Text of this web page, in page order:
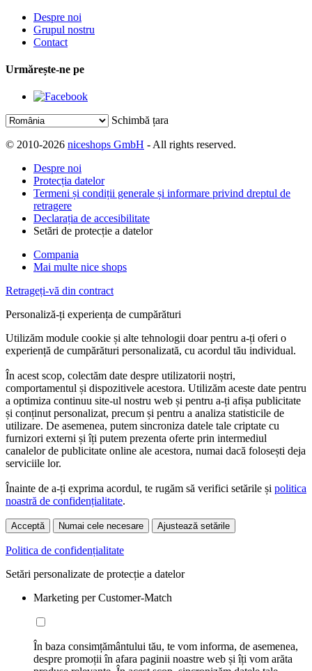
Despre noi
Grupul nostru
Contact
Urmărește-ne pe
Schimbă țara
© 2010-2026 niceshops GmbH - All rights reserved.
Despre noi
Protecția datelor
Termeni și condiții generale și informare privind dreptul de
retragere
Declarația de accesibilitate
Setări de protecție a datelor
Compania
Mai multe nice shops
Retrageți-vă din contract
Personaliză-ți experiența de cumpărături
Utilizăm module cookie și alte tehnologii doar pentru a-ți oferi o
experiență de cumpărături personalizată, cu acordul tău individual.
În acest scop, colectăm date despre utilizatorii noștri,
comportamentul și dispozitivele acestora. Utilizăm aceste date pentru
a optimiza continuu site-ul nostru web și pentru a-ți afișa publicitate
și conținut personalizat, precum și pentru a analiza statisticile de
utilizare. De asemenea, putem sincroniza datele tale criptate cu
furnizori externi și îți putem prezenta oferte prin intermediul
canalelor de publicitate online ale acestora, numai dacă folosești deja
serviciile lor.
Înainte de a-ți exprima acordul, te rugăm să verifici setările și politica
noastră de confidențialitate.
Acceptă Numai cele necesare Ajustează setările
Politica de confidențialitate
Setări personalizate de protecție a datelor
Marketing per Customer-Match
În baza consimțământului tău, te vom informa, de asemenea,
despre promoții în afara paginii noastre web și îți vom arăta